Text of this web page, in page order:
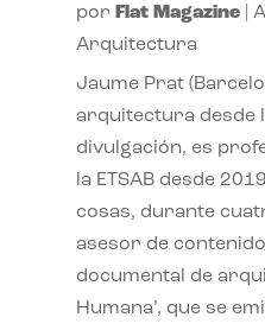
por Flat Magazine|
Arquitectura
Jaume Prat
arquitectura desde
divulgación, es
la ETSAB desde
cosas, durante
asesor de
documental de
Humana’, que se